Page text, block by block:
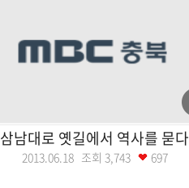
삼남대로 옛길에서 역사를 묻다
2013.06.18 조회 3,743 697